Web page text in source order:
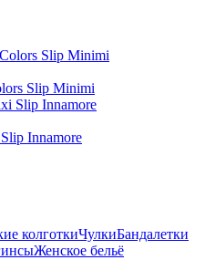
Slip Minimi
Innamore
колготкиЧулкиБандалетки
Женское бельё